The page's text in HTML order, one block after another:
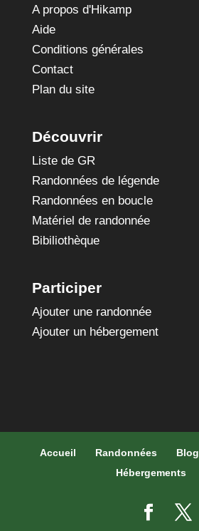
A propos d'Hikamp
Aide
Conditions générales
Contact
Plan du site
Découvrir
Liste de GR
Randonnées de légende
Randonnées en boucle
Matériel de randonnée
Bibiliothèque
Participer
Ajouter une randonnée
Ajouter un hébergement
Accueil Randonnées Blog
Hébergements